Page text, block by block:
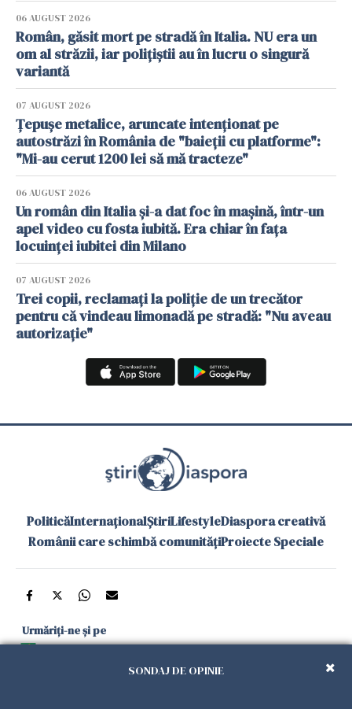
06 AUGUST 2026
Român, găsit mort pe stradă în Italia. NU era un
om al străzii, iar polițiștii au în lucru o singură
variantă
07 AUGUST 2026
Țepușe metalice, aruncate intenționat pe
autostrăzi în România de "baieții cu platforme":
"Mi-au cerut 1200 lei să mă tracteze"
06 AUGUST 2026
Un român din Italia și-a dat foc în mașină, într-un
apel video cu fosta iubită. Era chiar în fața
locuinței iubitei din Milano
07 AUGUST 2026
Trei copii, reclamați la poliție de un trecător
pentru că vindeau limonadă pe stradă: "Nu aveau
autorizație"
PoliticăInternaționalȘtiriLifestyleDiaspora creativă
Românii care schimbă comunitățiProiecte Speciale
Urmăriți-ne și pe
și în aplicațiile mobileSONDAJ DE OPINIE